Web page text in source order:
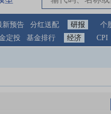
新预告 分红送配 研报 个
定投 基金排行 经济 CPI